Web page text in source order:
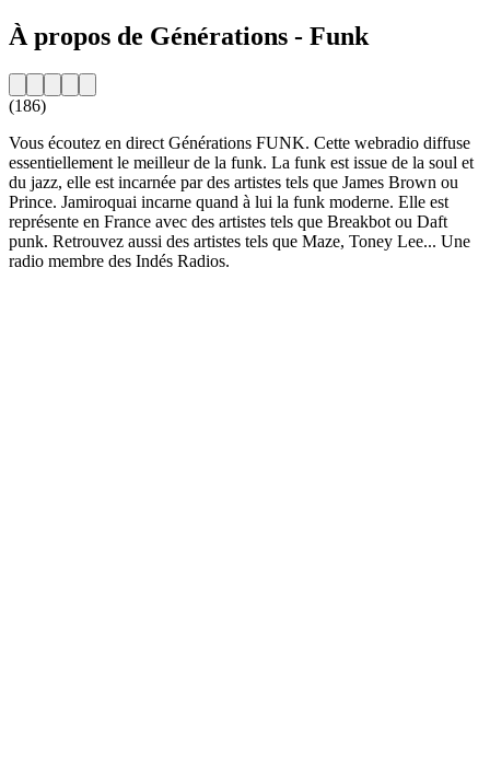
À propos de Générations - Funk
(186)
Vous écoutez en direct Générations FUNK. Cette webradio diffuse
essentiellement le meilleur de la funk. La funk est issue de la soul et
du jazz, elle est incarnée par des artistes tels que James Brown ou
Prince. Jamiroquai incarne quand à lui la funk moderne. Elle est
représente en France avec des artistes tels que Breakbot ou Daft
punk. Retrouvez aussi des artistes tels que Maze, Toney Lee... Une
radio membre des Indés Radios.